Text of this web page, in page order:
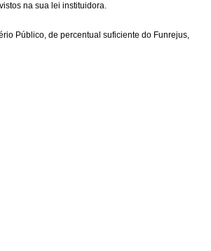
na sua lei instituidora.
Público, de percentual suficiente do Funrejus,